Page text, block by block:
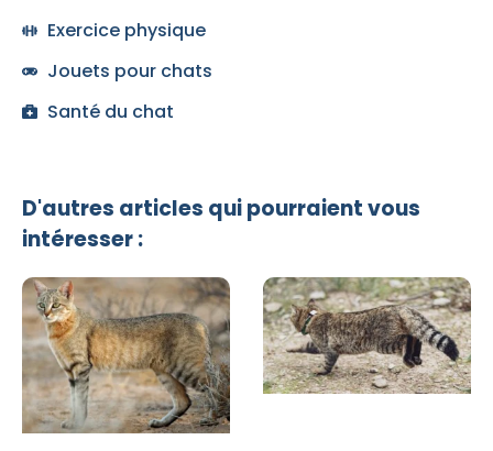
Exercice physique
Jouets pour chats
Santé du chat
D'autres articles qui pourraient vous
intéresser :